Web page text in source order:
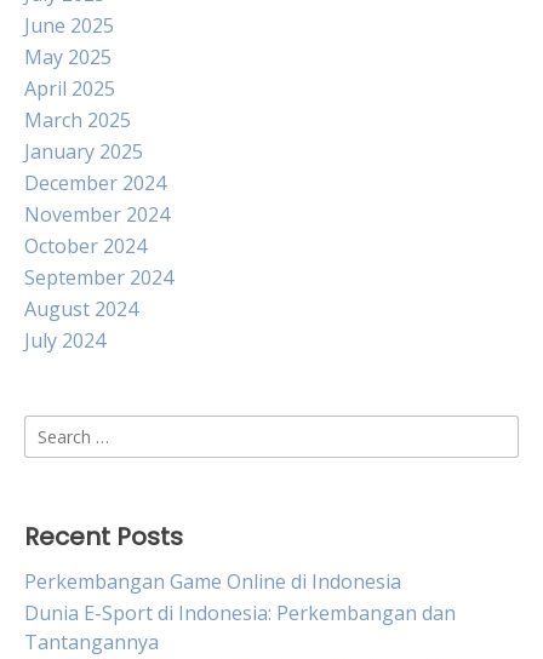
June 2025
May 2025
April 2025
March 2025
January 2025
December 2024
November 2024
October 2024
September 2024
August 2024
July 2024
Search
for:
Recent Posts
Perkembangan Game Online di Indonesia
Dunia E-Sport di Indonesia: Perkembangan dan
Tantangannya